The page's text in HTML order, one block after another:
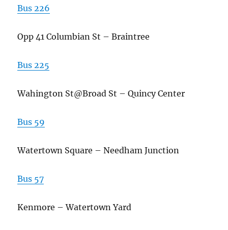
Bus 226
Opp 41 Columbian St – Braintree
Bus 225
Wahington St@Broad St – Quincy Center
Bus 59
Watertown Square – Needham Junction
Bus 57
Kenmore – Watertown Yard